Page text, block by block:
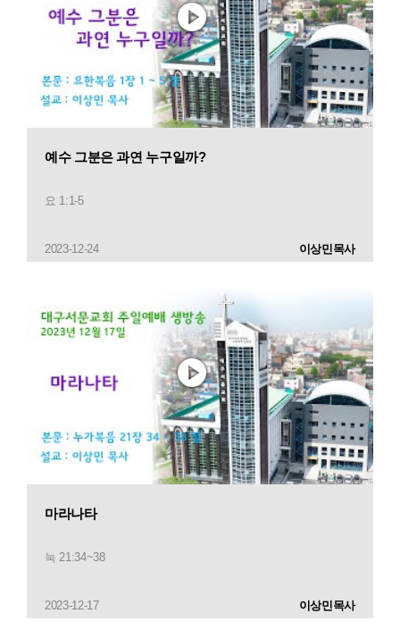
예수 그분은 과연 누구일까?
요 1:1-5
2023-12-24 이상민목사
마라나타
눅 21:34~38
2023-12-17 이상민목사